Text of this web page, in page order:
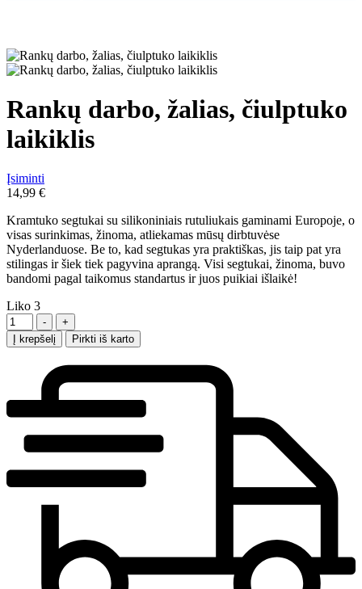
Rankų darbo, žalias, čiulptuko
laikiklis
Įsiminti
14,99 €
Kramtuko segtukai su silikoniniais rutuliukais gaminami Europoje, o
visas surinkimas, žinoma, atliekamas mūsų dirbtuvėse
Nyderlanduose. Be to, kad segtukas yra praktiškas, jis taip pat yra
stilingas ir šiek tiek pagyvina aprangą. Visi segtukai, žinoma, buvo
bandomi pagal taikomus standartus ir juos puikiai išlaikė!
Liko 3
Kiekis -
+
Į krepšelį
Pirkti iš karto